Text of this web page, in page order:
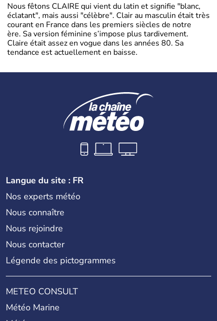
Nous fêtons CLAIRE qui vient du latin et signifie "blanc,
éclatant", mais aussi "célèbre". Clair au masculin était très
courant en France dans les premiers siècles de notre
ère. Sa version féminine s’impose plus tardivement.
Claire était assez en vogue dans les années 80. Sa
tendance est actuellement en baisse.
Langue du site : FR
Nos experts météo
Nous connaître
Nous rejoindre
Nous contacter
Légende des pictogrammes
METEO CONSULT
Météo Marine